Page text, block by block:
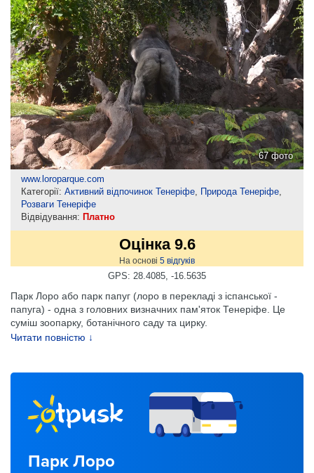
67 фото
www.loroparque.com
Категорії: Активний відпочинок Тенеріфе Природа Тенеріфе
Розваги Тенеріфе
Відвідування: Платно
Оцінка 9.6
На основі 5 відгуків
GPS: 28.4085, -16.5635
Парк Лоро або парк папуг (лоро в перекладі з іспанської -
папуга) - одна з головних визначних пам'яток Тенеріфе. Це
суміш зоопарку, ботанічного саду та цирку.
Читати повністю ↓
Парк Лоро